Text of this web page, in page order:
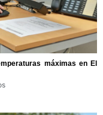
máximas en El